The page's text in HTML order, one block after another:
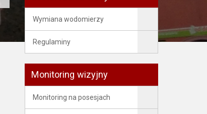
Wymiana wodomierzy
Regulaminy
Monitoring wizyjny
Monitoring na posesjach